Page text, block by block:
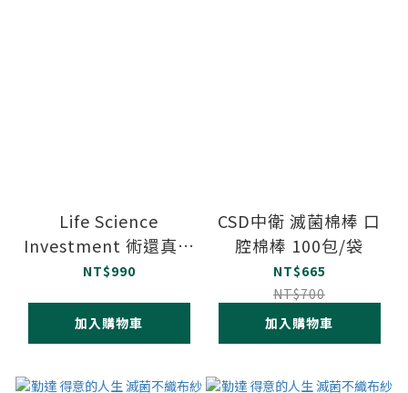
Life Science
Investment 術還真乳
霜 15g (POSTOPIX
NT$990
加入購物車
CSD中衛 滅菌棉棒 口
腔棉棒 100包/袋
NT$665
NT$700
加入購物車